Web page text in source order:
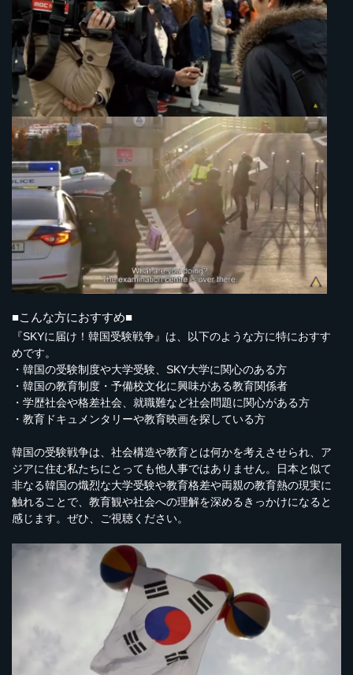
■こんな方におすすめ■
『SKYに届け！韓国受験戦争』は、以下のような方に特におすす
めです。
・韓国の受験制度や大学受験、SKY大学に関心のある方
・韓国の教育制度・予備校文化に興味がある教育関係者
・学歴社会や格差社会、就職難など社会問題に関心がある方
・教育ドキュメンタリーや教育映画を探している方
韓国の受験戦争は、社会構造や教育とは何かを考えさせられ、ア
ジアに住む私たちにとっても他人事ではありません。日本と似て
非なる韓国の熾烈な大学受験や教育格差や両親の教育熱の現実に
触れることで、教育観や社会への理解を深めるきっかけになると
感じます。ぜひ、ご視聴ください。